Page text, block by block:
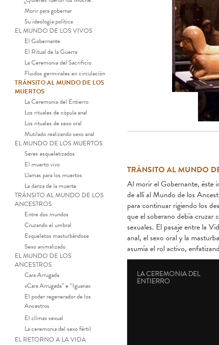
Morir para gobernar
Su ideología política
EL MUNDO DE LOS VIVOS
El Gobernante
El Ritual de la Guerra
La Ceremonia del Sacrificio
Fluidos germinales en circulación
TRÁNSITO AL MUNDO DE LOS
MUERTOS
La Ceremonia del Entierro
Los rituales de cópula anal
Los rituales de sexo oral
Mutilado realizando sexo anal
EL MUNDO DE LOS MUERTOS
Seres esqueletizados
El muerto vivo
Llamas para los muertos
La danza de la muerte
TRÁNSITO AL MUNDO DE LOS
ANCESTROS
Entre dos mundos
Cruzando el umbral
Esqueletos masturbándose
Sexo animalizado
EL MUNDO DE LOS
ANCESTROS
Cara Arrugada
«Cara Arrugada” e “Iguana»
El poder regenerador de los
Ancestros
El clímax sexual
La ceremonia del sexo fértil
EL RETORNO A LA VIDA
TRÁNSITO AL MUNDO
Al morir el Gobernante, éste
de allí al Mundo de los
para continuar rigiendo los
que el soberano debía cruzar
sexuales. El pasaje entre la
anal, el sexo oral y la
asumía el rol activo,
LA CEREMONIA DEL
ENTIERRO